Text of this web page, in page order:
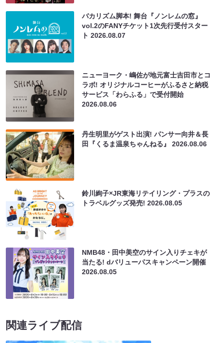
バカリズム脚本! 舞台『ノンレムの窓』
vol.2のFANYチケット1次先行受付スター
ト2026.08.07
ニューヨーク・嶋佐が地元富士吉田市とコ
ラボ! オリジナルコーヒーがふるさと納税
サービス「わらふる」で受付開始
2026.08.06
丹生明里がゲスト出演! パンサー向井＆長
田『くるま温泉ちゃんねる』2026.08.06
鈴川絢子×JR東海リテイリング・プラスの
トラベルグッズ発売!2026.08.05
NMB48・田中美空のサイン入りチェキが
当たる! dバリューパスキャンペーン開催
2026.08.05
関連ライブ配信